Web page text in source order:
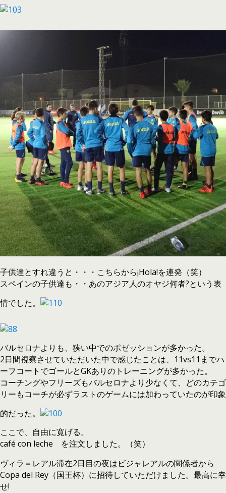
子供達とすれ違うと・・・こちらから¡Hola!を連発（笑）
スペインの子供達も・・あのアジア人のオヤジ何者?という表
情でした。
バルセロナよりも、狭い中でのポゼッションが多かった。
2日間視察させていただいた中で感じたことは、11vs11までハ
ーフコートでゴールとGKありのトレーニングが多かった。
コーチングやフリーズもバルセロナより少なくて、どのカテゴ
リーもコーチが必ずラストのゲームには加わっていたのが印象
的だった。
ここで、自由に寛げる。
café con leche を注文しました。（笑）
ヴィラ＝レアル滞在2日目の夜はビジャレアルの関係者から
Copa del Rey（国王杯）に招待していただけました。最高に幸
せ!